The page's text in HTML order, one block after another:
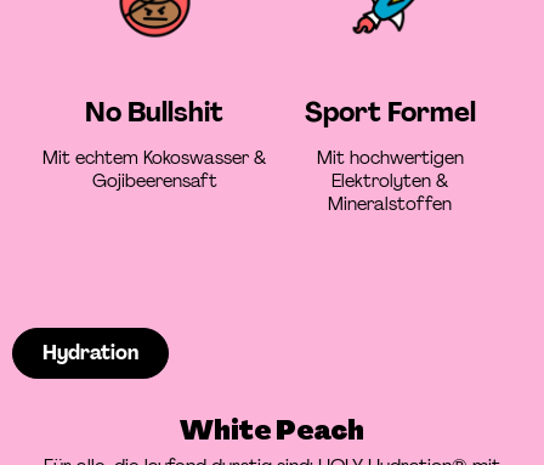
No Bullshit
Mit echtem Kokoswasser &
Gojibeerensaft
Sport Formel
Mit hochwertigen
Elektrolyten &
Mineralstoffen
Hydration
White Peach